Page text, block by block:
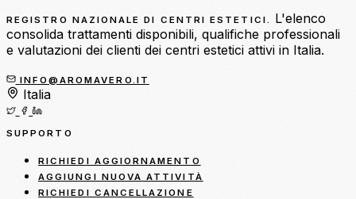
REGISTRO NAZIONALE DI CENTRI ESTETICI.
L'elenco
consolida trattamenti disponibili, qualifiche professionali
e valutazioni dei clienti dei centri estetici attivi in Italia.
INFO@AROMAVERO.IT
Italia
SUPPORTO
RICHIEDI AGGIORNAMENTO
AGGIUNGI NUOVA ATTIVITÀ
RICHIEDI CANCELLAZIONE